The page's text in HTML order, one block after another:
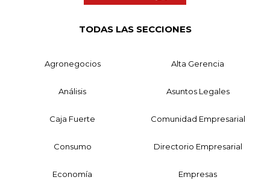
TODAS LAS SECCIONES
Agronegocios Alta Gerencia
Análisis Asuntos Legales
Caja Fuerte Comunidad Empresarial
Consumo Directorio Empresarial
Economía Empresas